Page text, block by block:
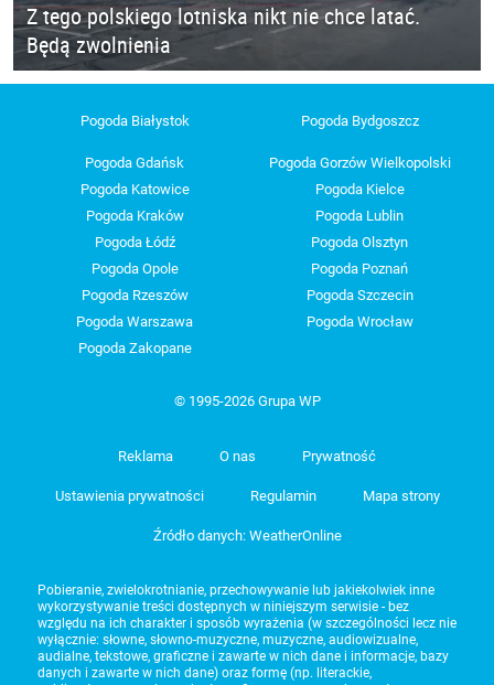
Z tego polskiego lotniska nikt nie chce latać.
Będą zwolnienia
Pogoda Białystok Pogoda Bydgoszcz
Pogoda Gdańsk
Pogoda Gorzów Wielkopolski
Pogoda Katowice
Pogoda Kielce
Pogoda Kraków
Pogoda Lublin
Pogoda Łódź
Pogoda Olsztyn
Pogoda Opole
Pogoda Poznań
Pogoda Rzeszów
Pogoda Szczecin
Pogoda Warszawa
Pogoda Wrocław
Pogoda Zakopane
© 1995-2026 Grupa WP
Reklama O nas Prywatność
Ustawienia prywatności Regulamin Mapa strony
Źródło danych: WeatherOnline
Pobieranie, zwielokrotnianie, przechowywanie lub jakiekolwiek inne
wykorzystywanie treści dostępnych w niniejszym serwisie - bez
względu na ich charakter i sposób wyrażenia (w szczególności lecz nie
wyłącznie: słowne, słowno-muzyczne, muzyczne, audiowizualne,
audialne, tekstowe, graficzne i zawarte w nich dane i informacje, bazy
danych i zawarte w nich dane) oraz formę (np. literackie,